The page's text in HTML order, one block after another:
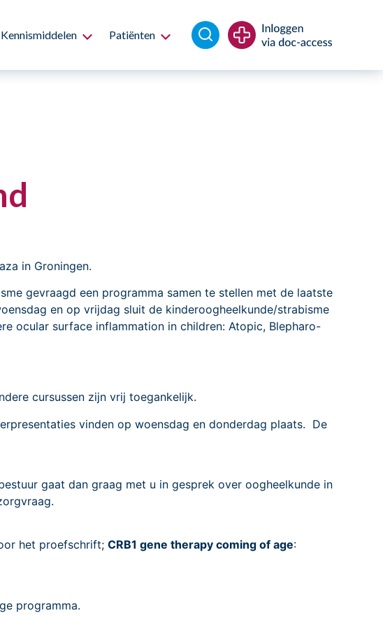
Kennismiddelen Patiënten
in Groningen.
gevraagd een programma samen te stellen met de laatste
en op vrijdag sluit de kinderoogheelkunde/strabisme
ocular surface inflammation in children: Atopic, Blepharo-
cursussen zijn vrij toegankelijk.
vinden op woensdag en donderdag plaats. De
gaat dan graag met u in gesprek over oogheelkunde in
het proefschrift; CRB1 gene therapy coming of age:
programma.